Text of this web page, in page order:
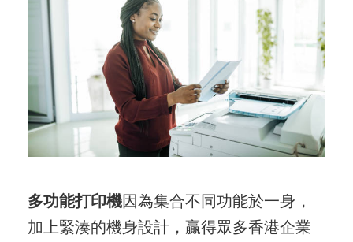
多功能打印機因為集合不同功能於一身，
加上緊湊的機身設計，贏得眾多香港企業